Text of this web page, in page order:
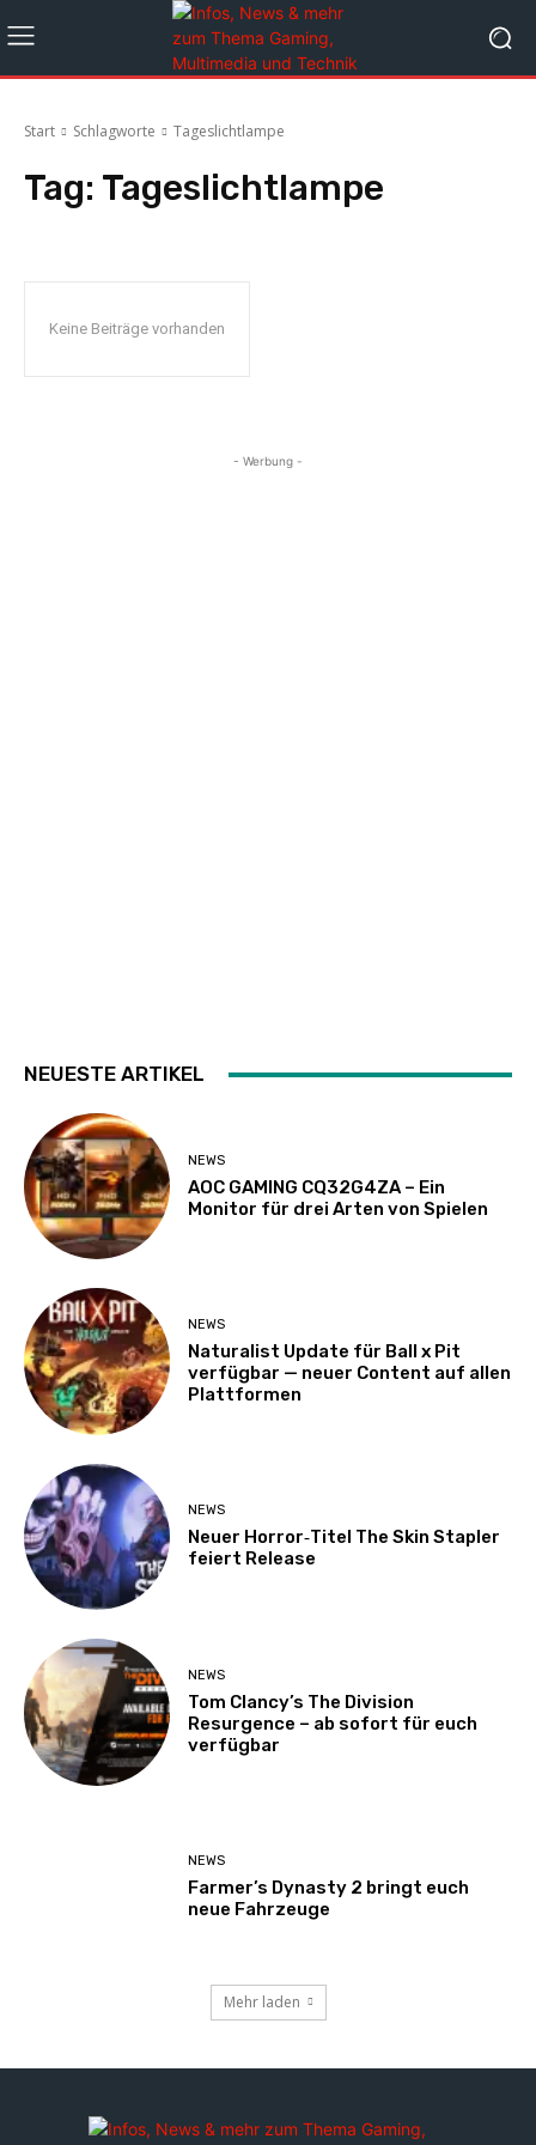
Start Schlagworte Tageslichtlampe
Tag: Tageslichtlampe
Keine Beiträge vorhanden
- Werbung -
NEUESTE ARTIKEL
NEWS
AOC GAMING CQ32G4ZA – Ein
Monitor für drei Arten von Spielen
NEWS
Naturalist Update für Ball x Pit
verfügbar — neuer Content auf allen
Plattformen
NEWS
Neuer Horror‑Titel The Skin Stapler
feiert Release
NEWS
Tom Clancy’s The Division
Resurgence – ab sofort für euch
verfügbar
NEWS
Farmer’s Dynasty 2 bringt euch
neue Fahrzeuge
Mehr laden